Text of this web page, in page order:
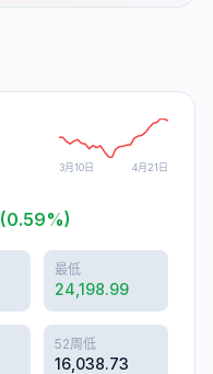
3月10日 4月21日
(0.59%)
最低
24,198.99
52周低
16,038.73